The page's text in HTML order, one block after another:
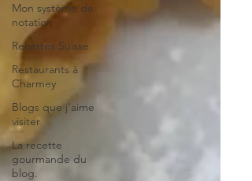
Mon système de
notation
Recettes Suisse
Restaurants à
Charmey
Blogs que j'aime
visiter
La recette
gourmande du
blog.